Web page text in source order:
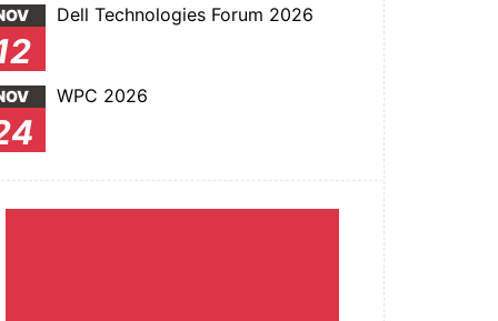
Dell Technologies Forum 2026
WPC 2026